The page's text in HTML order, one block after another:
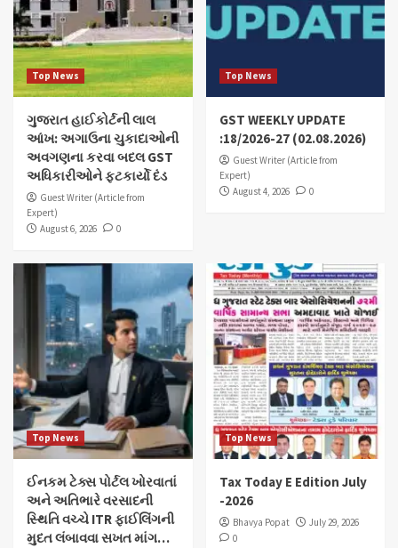
Top News
ગુજરાત હાઈકોર્ટની લાલ
આંખ: અગાઉના ચુકાદાઓની
અવગણના કરવા બદલ GST
અધિકારીઓને ફટકાર્યો દંડ
Guest Writer (Article from
Expert)
August 6, 2026
0
Top News
GST WEEKLY UPDATE
:18/2026-27 (02.08.2026)
Guest Writer (Article from
Expert)
August 4, 2026
0
Top News
ઈનકમ ટેક્સ પોર્ટલ ખોરવાતાં
અને અતિભારે વરસાદની
સ્થિતિ વચ્ચે ITR ફાઈલિંગની
મુદત લંબાવવા સખત માંગ…
Top News
Tax Today E Edition July
-2026
Bhavya Popat
July 29, 2026
0